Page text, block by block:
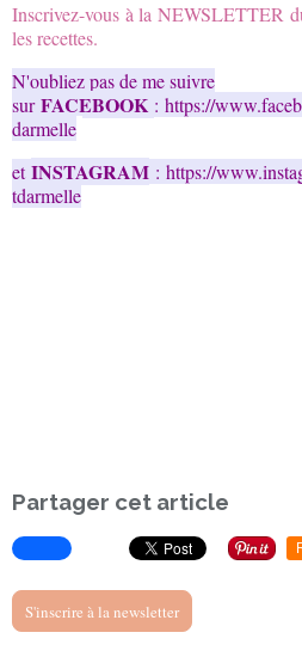
Inscrivez-vous à la NEWSLETTER
les recettes.
N'oubliez pas de me suivre
surFACEBOOK : https://
darmelle
etINSTAGRAM : https://
tdarmelle
Partager cet article
S'inscrire à la newsletter